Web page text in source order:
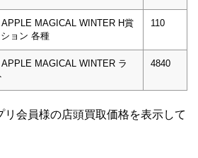
MAGICAL WINTER H賞
ョン 各種
110
MAGICAL WINTER ラ
4840
会員様の店頭買取価格を表示して